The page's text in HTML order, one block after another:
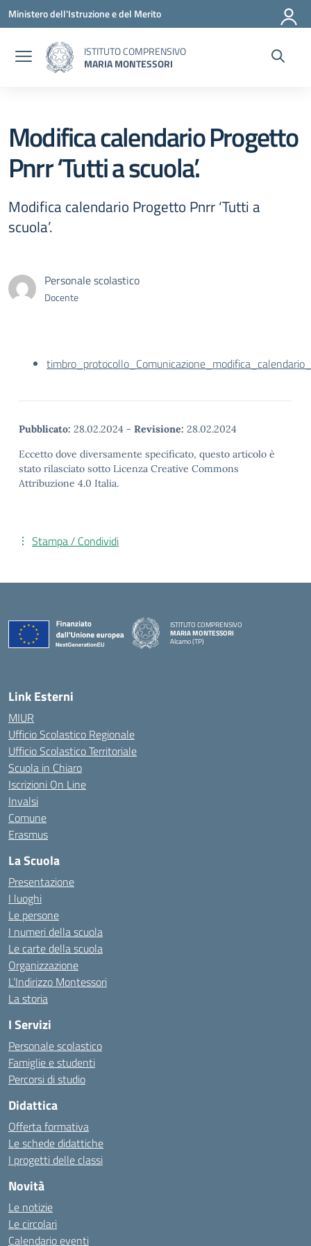
Vai ai contenuti
Vai al menu di navigazione
Vai al footer
Ministero dell'Istruzione e del Merito
ISTITUTO COMPRENSIVO
MARIA MONTESSORI
Modifica calendario Progetto
Pnrr ‘Tutti a scuola’.
Modifica calendario Progetto Pnrr ‘Tutti a
scuola’.
Personale scolastico
Docente
Pubblicato: 28.02.2024 - Revisione: 28.02.2024
Eccetto dove diversamente specificato, questo articolo è
stato rilasciato sotto Licenza Creative Commons
Attribuzione 4.0 Italia.
Stampa / Condividi
ISTITUTO COMPRENSIVO
MARIA MONTESSORI
Alcamo (TP)
Link Esterni
MIUR
Ufficio Scolastico Regionale
Ufficio Scolastico Territoriale
Scuola in Chiaro
Iscrizioni On Line
Invalsi
Comune
Erasmus
La Scuola
Presentazione
I luoghi
Le persone
I numeri della scuola
Le carte della scuola
Organizzazione
L’Indirizzo Montessori
La storia
I Servizi
Personale scolastico
Famiglie e studenti
Percorsi di studio
Didattica
Offerta formativa
Le schede didattiche
I progetti delle classi
Novità
Le notizie
Le circolari
Calendario eventi